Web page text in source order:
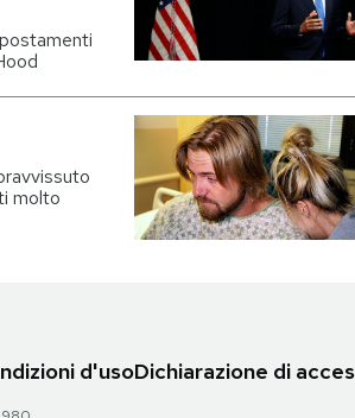
molto
d'usoDichiarazione di